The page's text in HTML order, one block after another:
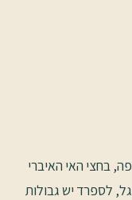
בחצי האי האיברי
לספרד יש גבולות